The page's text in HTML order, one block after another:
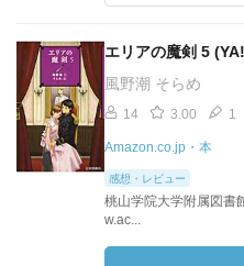
エリアの魔剣 5
風野潮 そらめ
14 3.00 1
Amazon.co.jp・本
感想・レビュー
桃山学院大学附属図書
w.ac...